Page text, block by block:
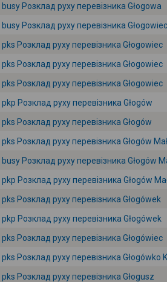
busy Розклад руху перевізника Głogowa
busy Розклад руху перевізника Głogowiec
pks Розклад руху перевізника Głogowiec
pks Розклад руху перевізника Głogowiec
pks Розклад руху перевізника Głogowiec
pkp Розклад руху перевізника Głogów
pks Розклад руху перевізника Głogów
pks Розклад руху перевізника Głogów
busy Розклад руху перевізника Głogów
pkp Розклад руху перевізника Głogów
pks Розклад руху перевізника Głogówek
pkp Розклад руху перевізника Głogówek
pks Розклад руху перевізника Głogówiec
pks Розклад руху перевізника Głogówko
pks Розклад руху перевізника Głogusz